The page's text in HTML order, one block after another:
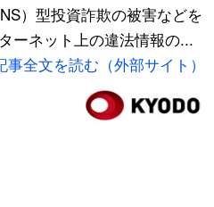
）型投資詐欺の被害などを
ーネット上の違法情報の...
事全文を読む（外部サイト）